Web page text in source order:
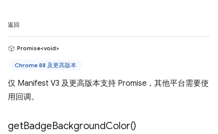
返回
Promise<void>
Chrome 88 及更高版本
仅 Manifest V3 及更高版本支持 Promise，其他平台需要使
用回调。
getBadgeBackgroundColor()